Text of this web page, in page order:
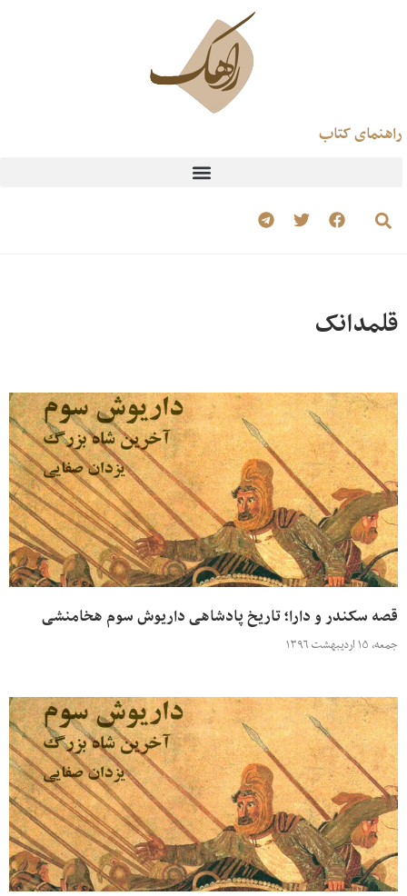
راهنمای کتاب
قلمدانک
قصه سکندر و دارا؛ تاریخ پادشاهی داریوش سوم هخامنشی
جمعه، ۱۵ اردیبهشت ۱۳۹۶